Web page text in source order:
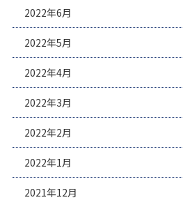
2022年6月
2022年5月
2022年4月
2022年3月
2022年2月
2022年1月
2021年12月